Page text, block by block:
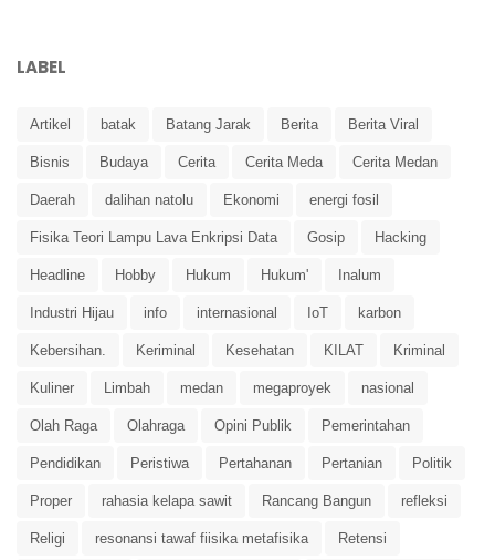
LABEL
Artikel batak Batang Jarak Berita Berita Viral
Bisnis Budaya Cerita Cerita Meda Cerita Medan
Daerah dalihan natolu Ekonomi energi fosil
Fisika Teori Lampu Lava Enkripsi Data Gosip Hacking
Headline Hobby Hukum Hukum' Inalum
Industri Hijau info internasional IoT karbon
Kebersihan. Keriminal Kesehatan KILAT Kriminal
Kuliner Limbah medan megaproyek nasional
Olah Raga Olahraga Opini Publik Pemerintahan
Pendidikan Peristiwa Pertahanan Pertanian Politik
Proper rahasia kelapa sawit Rancang Bangun refleksi
Religi resonansi tawaf fiisika metafisika Retensi